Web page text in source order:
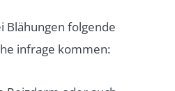
folgende
infrage kommen: